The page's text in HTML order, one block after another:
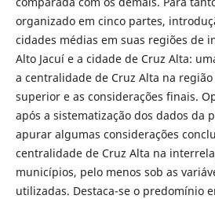
organizado em cinco partes,
cidades médias em suas regiões de
Alto Jacuí e a cidade de Cruz Alta:
a centralidade de Cruz Alta na
superior e as considerações finais.
após a sistematização dos dados da
apurar algumas considerações
centralidade de Cruz Alta na
municípios, pelo menos sob as
utilizadas. Destaca-se o predomínio